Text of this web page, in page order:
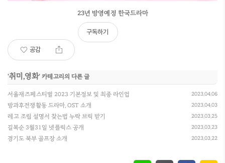
23년 방영예정 한국드라마
공감
구독하기
'취미,영화' 카테고리의 다른 글
서울재즈페스티벌 2023 기본정보 및 최종 라인업 2023.04.06
방과후전쟁활동 드라마, OST 소개 2023.04.03
레고 조립 설명서 찾는법 누락 브릭 받기 2023.03.25
길복순 3월31일 넷플릭스 공개 2023.03.23
경기도 북부 골프장 소개 2023.03.22